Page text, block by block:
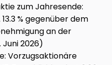
zum Jahresende:
13.3 % gegenüber dem
an der
2026)
Vorzugsaktionäre